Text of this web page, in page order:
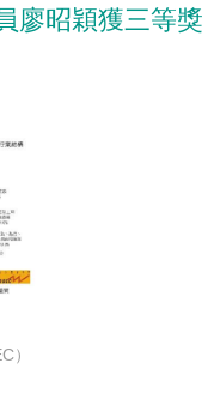
廖昭穎獲三等獎
）